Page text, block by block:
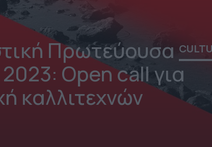
Πρωτεύουσα
Open call για
καλλιτεχνών